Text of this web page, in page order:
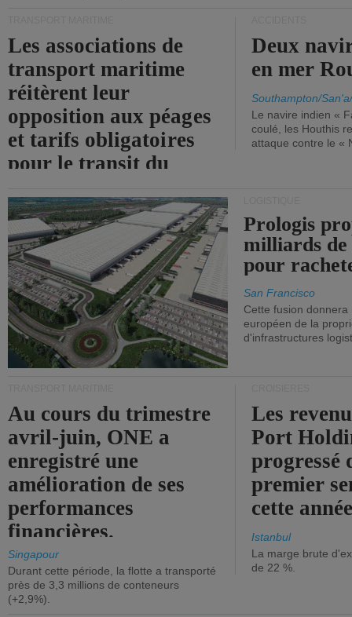
Les associations de
transport maritime
réitèrent leur
opposition aux péages
et tarifs obligatoires
pour le transit du
Deux
en mer
Southampton/
Le navire indien «
coulé, les Houthis
attaque contre le «
Prologis
milliards
pour
San Francisco
Cette fusion
européen de la
d'infrastructures
Au cours du trimestre
avril-juin, ONE a
enregistré une
amélioration de ses
performances
financières.
Singapour
Durant cette période, la flotte a transporté
près de 3,3 millions de conteneurs
(+2,9%).
Les
Port
progressé
premier
cette
Istanbul
La marge brute
de 22 %.